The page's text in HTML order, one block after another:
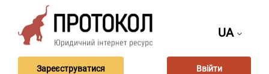
UA
Зареєструватися Ввійти